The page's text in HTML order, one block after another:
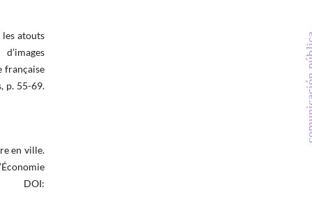
les atouts
française
p. 55-69.
en ville.
DOI: